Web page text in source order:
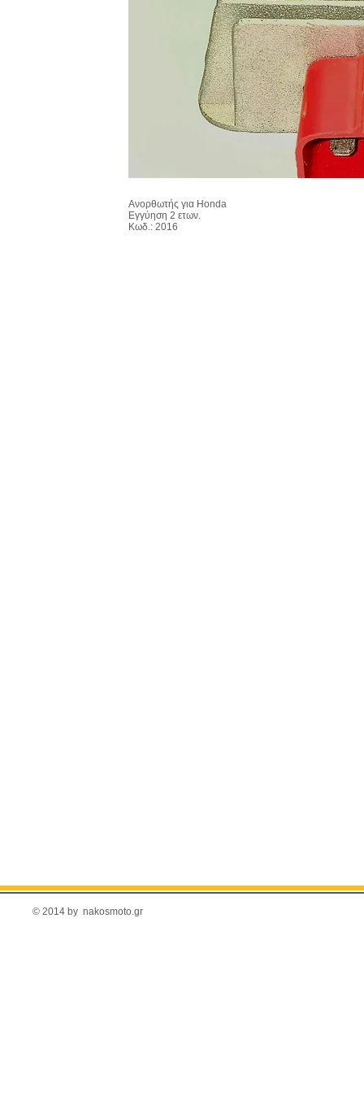
Ανορθωτής για Honda
Εγγύηση 2 ετων.
Κωδ.: 2016
© 2014 by nakosmoto.gr